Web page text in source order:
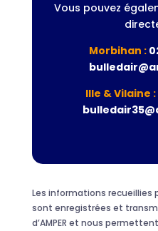
Vous pouvez
Morbihan :
Ille & Vilaine :
Les informations recueillies
sont enregistrées et
d’AMPER et nous